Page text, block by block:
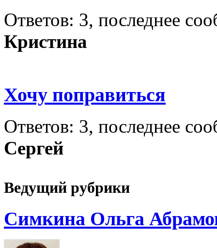
Ответов: 3, последнее
Кристина
Хочу поправиться
Ответов: 3, последнее
Сергей
Ведущий рубрики
Симкина Ольга